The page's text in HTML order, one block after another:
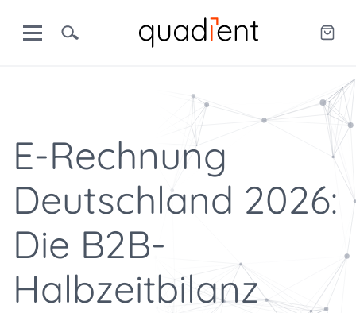
E-Rechnung
Deutschland 2026:
Die B2B-
Halbzeitbilanz